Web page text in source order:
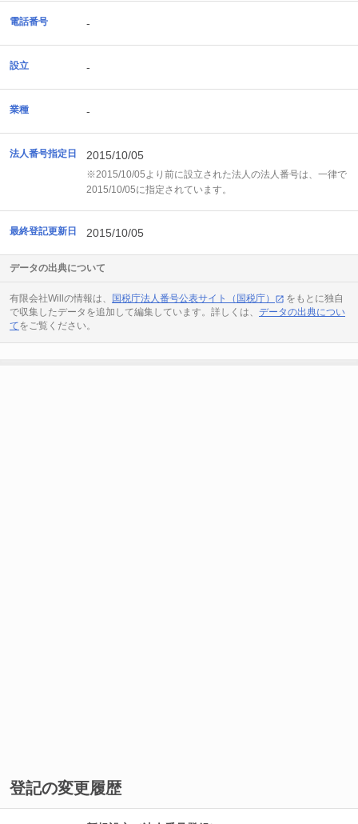
電話番号 -
設立 -
業種 -
法人番号指定日 2015/10/05
※2015/10/05より前に設立された法人の法人番号は、一律で
2015/10/05に指定されています。
最終登記更新日 2015/10/05
データの出典について
有限会社Willの情報は、 国税庁法人番号公表サイト（国税庁）
をもとに独自
で収集したデータを追加して編集しています。詳しくは、 データの出典につい
てをご覧ください。
登記の変更履歴